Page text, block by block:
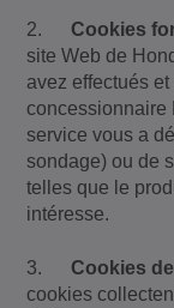
2.Cookies
site Web de
avez effectués
concessionnaire
service vous a
sondage) ou de
telles que le
intéresse.
3.Cookies
cookies